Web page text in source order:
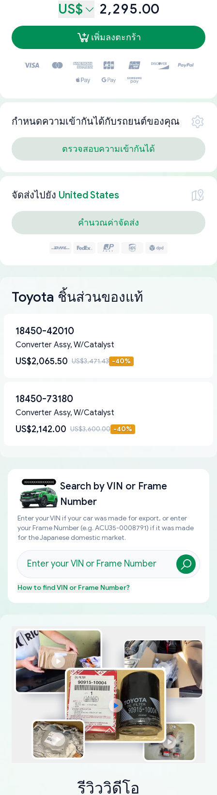
US$ 2,295.00
เพิ่มลงตะกร้า
กำหนดความเข้ากันได้กับรถยนต์ของคุณ
ตรวจสอบความเข้ากันได้
จัดส่งไปยัง United States
คำนวณค่าจัดส่ง
Toyota ชิ้นส่วนของแท้
18450-42010
Converter Assy, W/Catalyst
US$2,065.50 US$3,471.43 -40%
18450-73180
Converter Assy, W/Catalyst
US$2,142.00 US$3,600.00 -40%
Search byVIN or Frame
Number
Enter your VIN if your car was made for export, or enter
your Frame Number (e.g. ACU35-0008791) if it was made
for the Japanese domestic market.
How to findVIN or Frame Number?
รีวิววิดีโอ